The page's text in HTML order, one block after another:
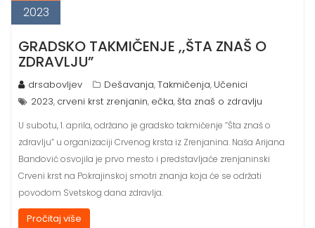
2023
GRADSKO TAKMIČENJE ,,ŠTA ZNAŠ O
ZDRAVLJU”
drsabovljev Dešavanja,Takmičenja, Učenici
2023, crveni krst zrenjanin, ečka,šta znaš o zdravlju
U subotu, 1. aprila, održano je gradsko takmičenje ”Šta znaš o
zdravlju” u organizaciji Crvenog krsta iz Zrenjanina. Naša Arijana
Bandović osvojila je prvo mesto i predstavljaće zrenjaninski
Crveni krst na Pokrajinskoj smotri znanja koja će se održati
povodom Svetskog dana zdravlja.
Pročitaj više